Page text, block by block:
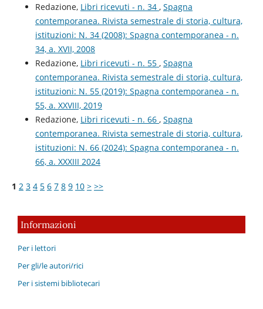
Redazione, Libri ricevuti - n. 34 , Spagna
contemporanea. Rivista semestrale di storia, cultura,
istituzioni: N. 34 (2008): Spagna contemporanea - n.
34, a. XVII, 2008
Redazione, Libri ricevuti - n. 55 , Spagna
contemporanea. Rivista semestrale di storia, cultura,
istituzioni: N. 55 (2019): Spagna contemporanea - n.
55, a. XXVIII, 2019
Redazione, Libri ricevuti - n. 66 , Spagna
contemporanea. Rivista semestrale di storia, cultura,
istituzioni: N. 66 (2024): Spagna contemporanea - n.
66, a. XXXIII 2024
1 2 3 4 5 6 7 8 9 10 > >>
Informazioni
Per i lettori
Per gli/le autori/rici
Per i sistemi bibliotecari